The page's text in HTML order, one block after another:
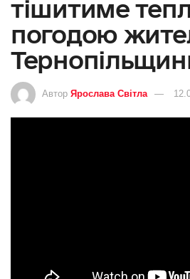
тішитиме
погодою
Автор Ярослава Світла